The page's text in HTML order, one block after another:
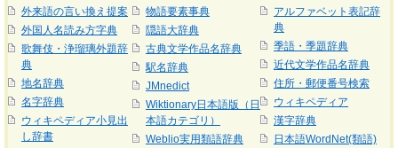
外来語の言い換え提案
外国人名読み方字典
歌舞伎・浄瑠璃外題辞
典
地名辞典
名字辞典
ウィキペディア小見出
し辞書
物語要素事典
隠語大辞典
古典文学作品名辞典
駅名辞典
JMnedict
Wiktionary日本語版（日
本語カテゴリ）
Weblio実用類語辞典
アルファベット表記辞
典
季語・季題辞典
近代文学作品名辞典
住所・郵便番号検索
ウィキペディア
漢字辞典
日本語WordNet(類語)